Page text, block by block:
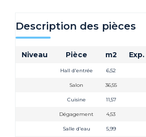
Description des pièces
Niveau Pièce m2 Exp.
Hall d'entrée 6,52
Salon 36,55
Cuisine 11,57
Dégagement 4,53
Salle d'eau 5,99